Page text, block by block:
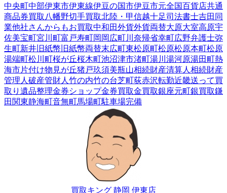
中央町中部伊東市伊東線伊豆の国市伊豆市元全国百貨店共通
商品券買取 八幡野切手買取北陸・甲信越十足司法書士吉田 同
業他社さんからもお買取中和田外貨外貨両替大原大室高原宇
佐美宝町宮川町富戸寿町岡 岡広町川奈帰省幸町広野弁護士弥
生町新井 旧紙幣 旧紙幣両替末広町東松原町松原松原本町松原
湯端町松川町桜が丘桜木町池沼津市渚町湯川 湯河原湯田町熱
海市片付け物見が丘猪戸玖須美瓶山相続財産清算人 相続財産
管理人 破産管財人 竹の内竹の台芝町荻赤沢転勤近畿送って買
取り 遺品整理金券ショップ金券買取金買取銀座元町銀買取鎌
田 関東静海町音無町馬場町駐車場完備
買取キング 静岡 伊東店